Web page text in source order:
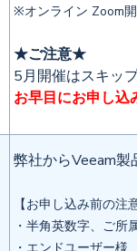
※オンライン Zoom開
★ご注意★
5月開催はスキッ
お早目にお申し込
弊社からVeeam
【お申し込み前の注
・半角英数字、ご所
・エンドユーザー